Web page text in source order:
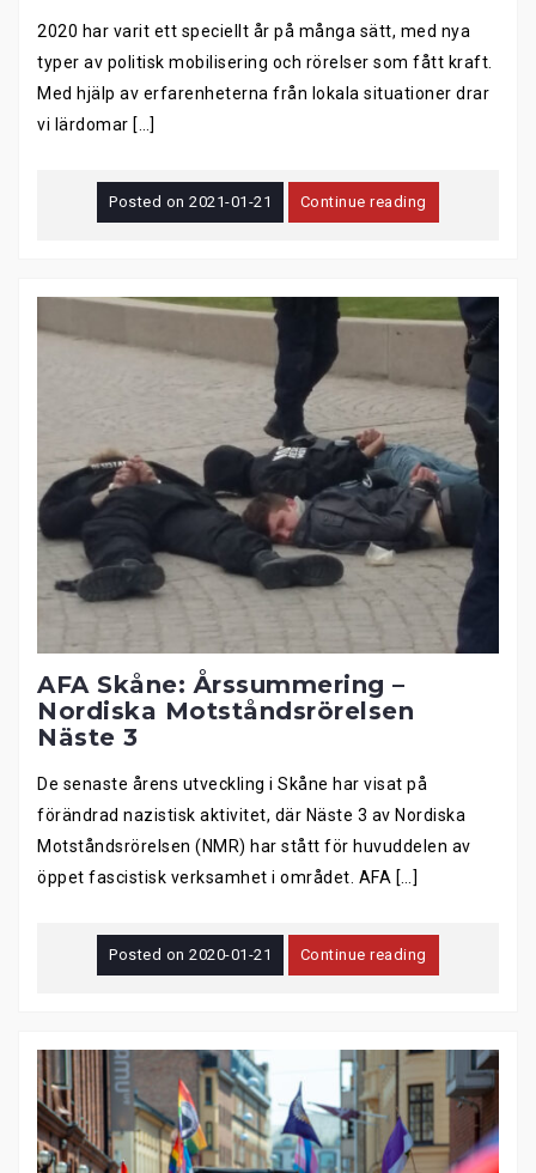
2020 har varit ett speciellt år på många sätt, med nya
typer av politisk mobilisering och rörelser som fått kraft.
Med hjälp av erfarenheterna från lokala situationer drar
vi lärdomar […]
Posted on2021-01-21 Continue reading
AFA Skåne: Årssummering –
Nordiska Motståndsrörelsen
Näste 3
De senaste årens utveckling i Skåne har visat på
förändrad nazistisk aktivitet, där Näste 3 av Nordiska
Motståndsrörelsen (NMR) har stått för huvuddelen av
öppet fascistisk verksamhet i området. AFA […]
Posted on2020-01-21 Continue reading